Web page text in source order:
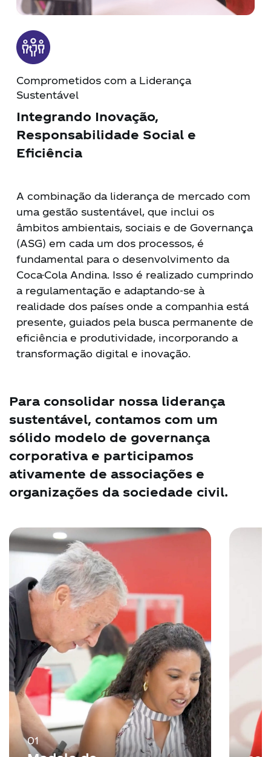
Comprometidos com a Liderança
Sustentável
Integrando Inovação,
Responsabilidade Social e
Eficiência
A combinação da liderança de mercado com
uma gestão sustentável, que inclui os
âmbitos ambientais, sociais e de Governança
(ASG) em cada um dos processos, é
fundamental para o desenvolvimento da
Coca-Cola Andina. Isso é realizado cumprindo
a regulamentação e adaptando-se à
realidade dos países onde a companhia está
presente, guiados pela busca permanente de
eficiência e produtividade, incorporando a
transformação digital e inovação.
Para consolidar nossa liderança
sustentável, contamos com um
sólido modelo de governança
corporativa e participamos
ativamente de associações e
organizações da sociedade civil.
01